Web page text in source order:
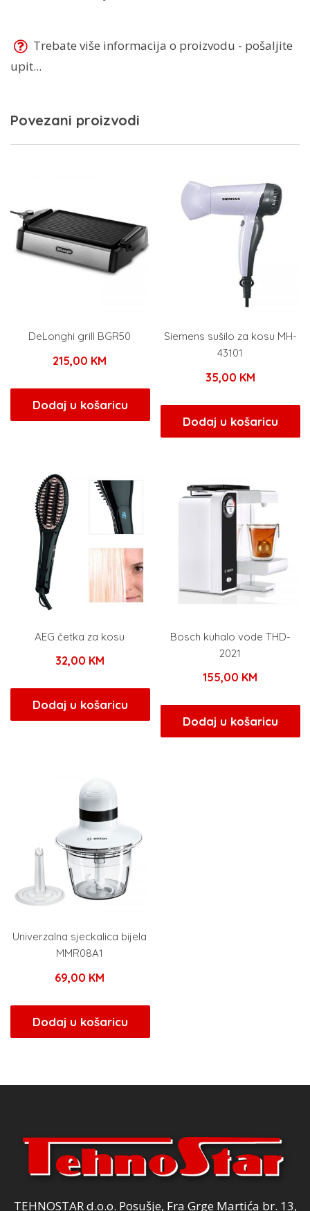
Trebate više informacija o proizvodu - pošaljite
upit...
Povezani proizvodi
DeLonghi grill BGR50
215,00 KM
Dodaj u košaricu
Siemens sušilo za kosu MH-
43101
35,00 KM
Dodaj u košaricu
AEG četka za kosu
32,00 KM
Dodaj u košaricu
Bosch kuhalo vode THD-
2021
155,00 KM
Dodaj u košaricu
Univerzalna sjeckalica bijela
MMR08A1
69,00 KM
Dodaj u košaricu
TEHNOSTAR d.o.o. Posušje, Fra Grge Martića br. 13,